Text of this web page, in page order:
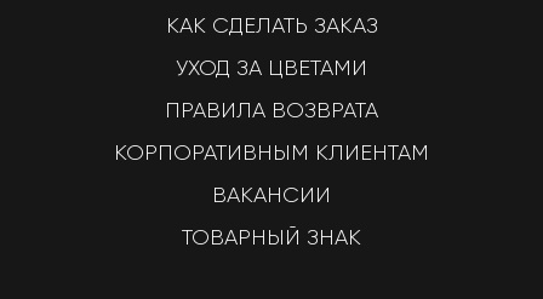
КАК СДЕЛАТЬ ЗАКАЗ
УХОД ЗА ЦВЕТАМИ
ПРАВИЛА ВОЗВРАТА
КОРПОРАТИВНЫМ КЛИЕНТАМ
ВАКАНСИИ
ТОВАРНЫЙ ЗНАК